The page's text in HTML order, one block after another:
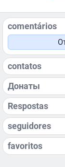
comentários
contatos
Донаты
Respostas
seguidores
favoritos